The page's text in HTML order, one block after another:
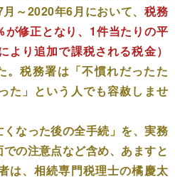
～2020年6月において、 税務
修正となり、1件当たりの平
より追加で課税される税金）
。税務署は「不慣れだったた
た」という人でも容赦しませ
なった後の全手続」を、実務
の注意点など含め、あますと
は、相続専門税理士の橘慶太